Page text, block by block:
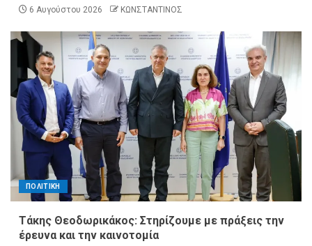
6 Αυγούστου 2026 ΚΩΝΣΤΑΝΤΙΝΟΣ
ΠΟΛΙΤΙΚΗ
Τάκης Θεοδωρικάκος: Στηρίζουμε με πράξεις την
έρευνα και την καινοτομία